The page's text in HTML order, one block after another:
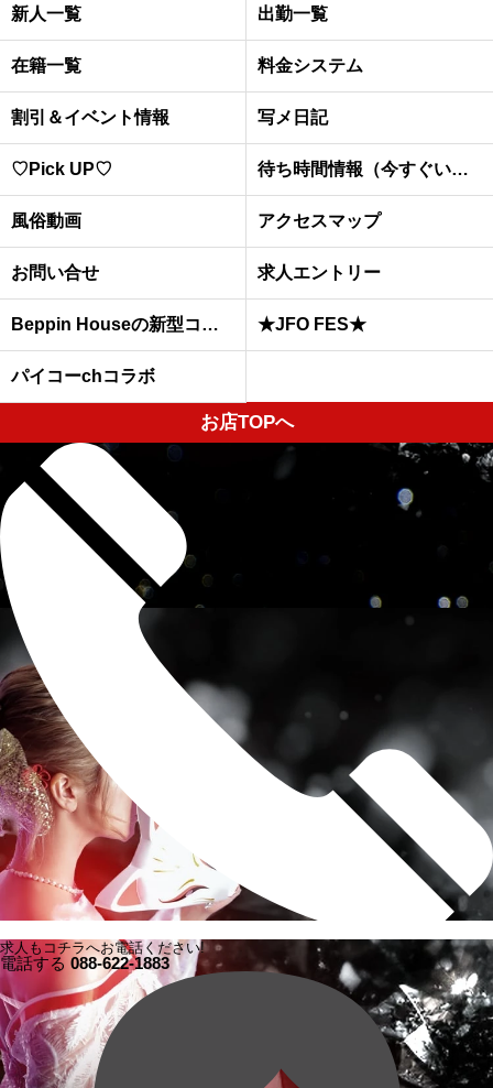
新人一覧 出勤一覧
在籍一覧 料金システム
割引＆イベント情報 写メ日記
♡Pick UP♡ 待ち時間情報（今すぐいける娘）
風俗動画 アクセスマップ
お問い合せ 求人エントリー
Beppin Houseの新型コロナウイルスへの予防対策について ★JFO FES★
パイコーchコラボ
お店TOPへ
求人もコチラへお電話ください!
電話する 088-622-1883